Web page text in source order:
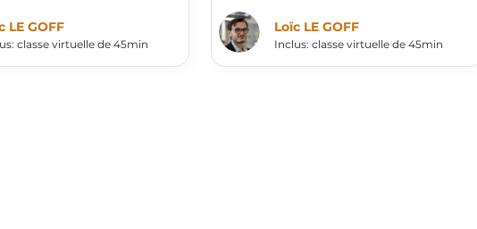
LE GOFF
classe virtuelle de 45min
Loïc LE GOFF
Inclus: classe virtuelle de 45min